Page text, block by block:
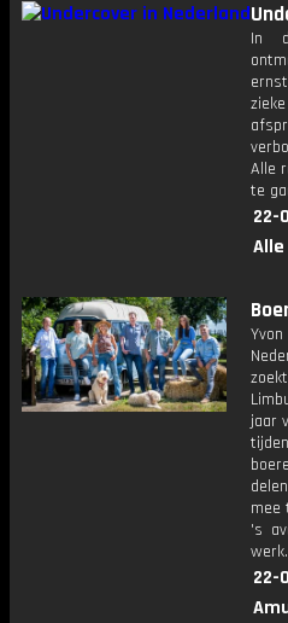
In
Alle
te
22-
jaar
mee
's
werk.
22-